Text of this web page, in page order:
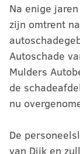
Na enige
zijn omtrent
Autoschade
Mulders
de
nu
De
van Dijk en